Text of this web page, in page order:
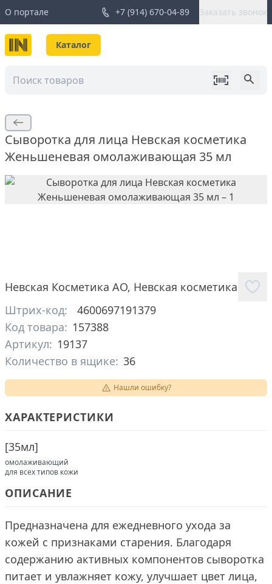
О портале +7 (914) 670-04-89 Заказать звонок
Каталог
Сыворотка для лица Невская косметика
Женьшеневая омолаживающая 35 мл
Невская Косметика АО, Невская косметика
Штрих-код:
4600697191379
Код товара: 157388
Артикул: 19137
Количество в ящике: 36
Нашли ошибку?
ХАРАКТЕРИСТИКИ
[35мл]
омолаживающий
для всех типов кожи
ОПИСАНИЕ
Предназначена для ежедневного ухода за
кожей с признаками старения. Благодаря
содержанию активных компонентов сыворотка
питает и увлажняет кожу, улучшает цвет лица,